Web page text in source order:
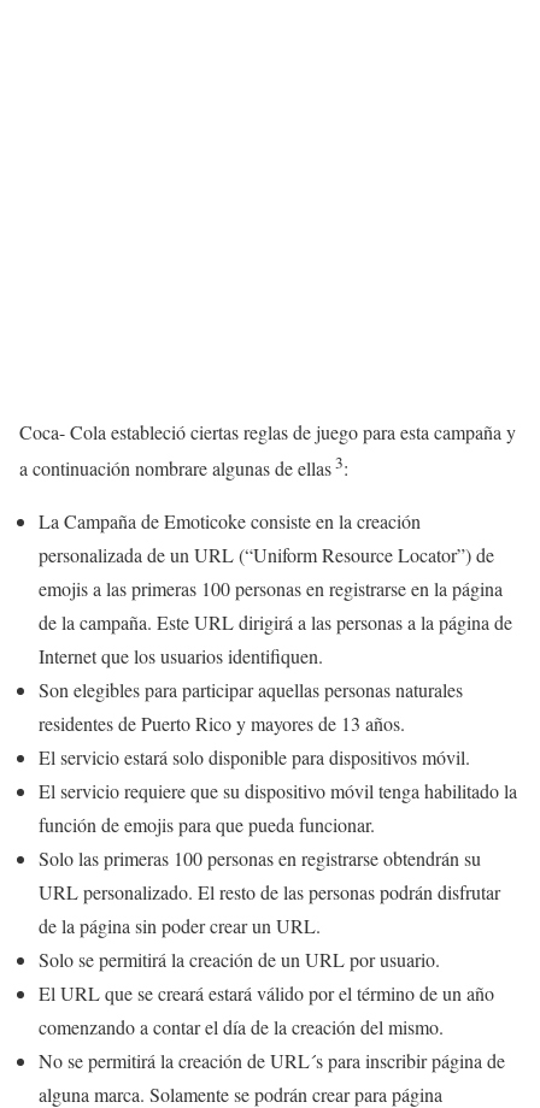
Coca- Cola estableció ciertas reglas de juego para esta campaña y
a continuación nombrare algunas de ellas3:
La Campaña de Emoticoke consiste en la creación
personalizada de un URL (“Uniform Resource Locator”) de
emojis a las primeras 100 personas en registrarse en la página
de la campaña. Este URL dirigirá a las personas a la página de
Internet que los usuarios identifiquen.
Son elegibles para participar aquellas personas naturales
residentes de Puerto Rico y mayores de 13 años.
El servicio estará solo disponible para dispositivos móvil.
El servicio requiere que su dispositivo móvil tenga habilitado la
función de emojis para que pueda funcionar.
Solo las primeras 100 personas en registrarse obtendrán su
URL personalizado. El resto de las personas podrán disfrutar
de la página sin poder crear un URL.
Solo se permitirá la creación de un URL por usuario.
El URL que se creará estará válido por el término de un año
comenzando a contar el día de la creación del mismo.
No se permitirá la creación de URL´s para inscribir página de
alguna marca. Solamente se podrán crear para página